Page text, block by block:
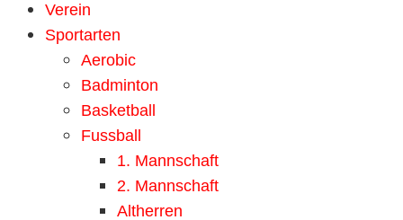
Verein
Sportarten
Aerobic
Badminton
Basketball
Fussball
1. Mannschaft
2. Mannschaft
Altherren